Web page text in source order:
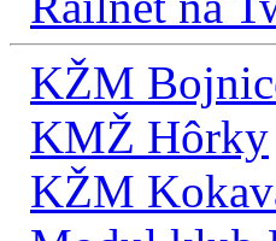
KŽM
KMŽ Hôrky
KŽM